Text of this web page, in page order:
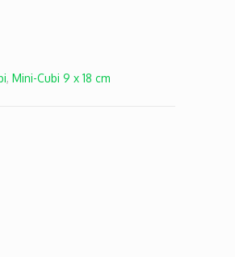
, Mini-Cubi 9 x 18 cm